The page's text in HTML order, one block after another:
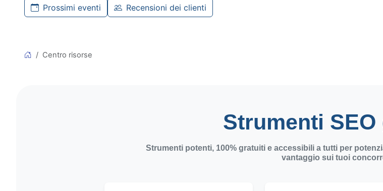
Prossimi eventi Recensioni dei clienti
Centro risorse
Strumenti
Strumenti potenti, 100% gratuiti e accessibili a tutti per
vantaggio sui tuoi